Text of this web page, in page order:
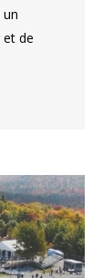
et de